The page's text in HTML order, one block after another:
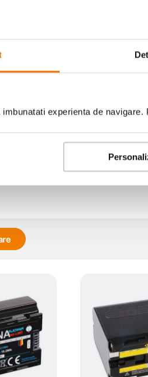
experienta de
Scrie